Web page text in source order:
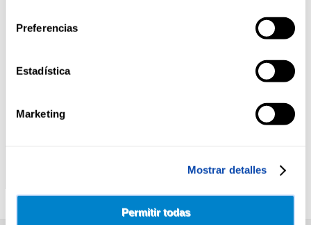
Preferencias
Estadística
Marketing
Mostrar detalles
Permitir todas
C/HUESO ALTEZA 185G